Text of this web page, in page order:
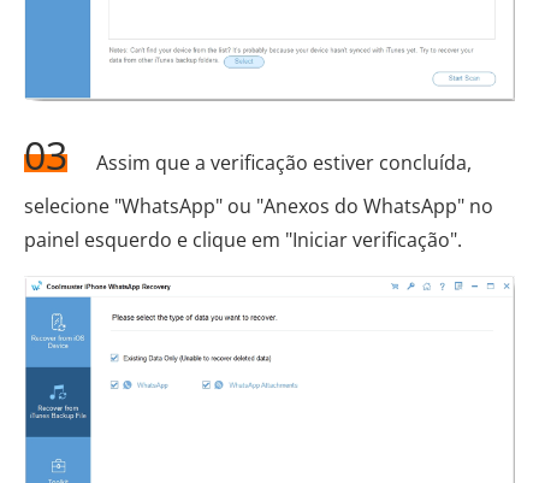
03
Assim que a verificação estiver concluída,
selecione "WhatsApp" ou "Anexos do WhatsApp" no
painel esquerdo e clique em "Iniciar verificação".